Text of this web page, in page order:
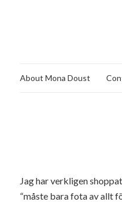
About Mona Doust
Jag har verkligen
“måste bara fota av allt